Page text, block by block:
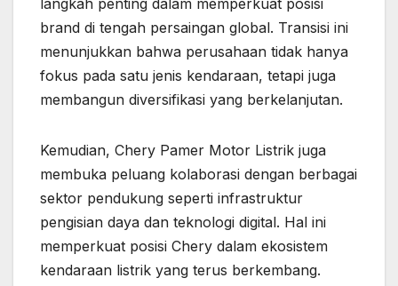
langkah penting dalam memperkuat posisi
brand di tengah persaingan global. Transisi ini
menunjukkan bahwa perusahaan tidak hanya
fokus pada satu jenis kendaraan, tetapi juga
membangun diversifikasi yang berkelanjutan.
Kemudian, Chery Pamer Motor Listrik juga
membuka peluang kolaborasi dengan berbagai
sektor pendukung seperti infrastruktur
pengisian daya dan teknologi digital. Hal ini
memperkuat posisi Chery dalam ekosistem
kendaraan listrik yang terus berkembang.